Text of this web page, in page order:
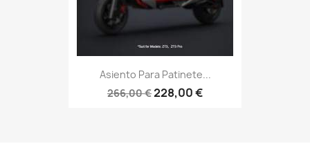
Asiento Para Patinete...
266,00 €228,00 €